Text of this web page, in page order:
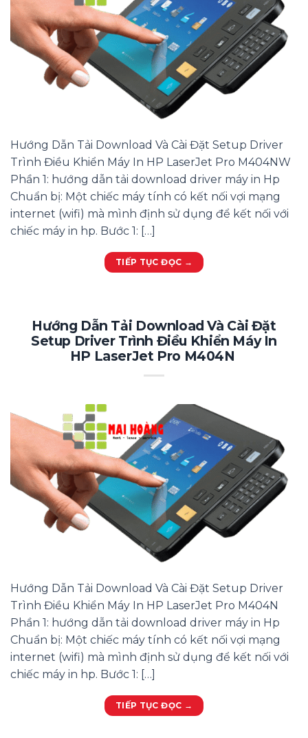
Hướng Dẫn Tải Download Và Cài Đặt Setup Driver
Trình Điều Khiển Máy In HP LaserJet Pro M404NW
Phần 1: hướng dẫn tải download driver máy in Hp
Chuẩn bị: Một chiếc máy tính có kết nối vợi mạng
internet (wifi) mà mình định sử dụng để kết nối với
chiếc máy in hp. Bước 1: […]
TIẾP TỤC ĐỌC →
Hướng Dẫn Tải Download Và Cài Đặt
Setup Driver Trình Điều Khiển Máy In
HP LaserJet Pro M404N
Hướng Dẫn Tải Download Và Cài Đặt Setup Driver
Trình Điều Khiển Máy In HP LaserJet Pro M404N
Phần 1: hướng dẫn tải download driver máy in Hp
Chuẩn bị: Một chiếc máy tính có kết nối vợi mạng
internet (wifi) mà mình định sử dụng để kết nối với
chiếc máy in hp. Bước 1: […]
TIẾP TỤC ĐỌC →